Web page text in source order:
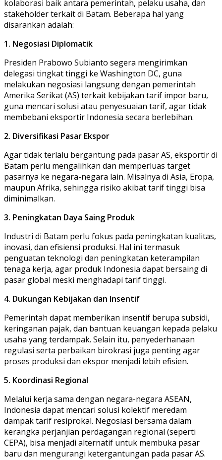
kolaborasi baik antara pemerintah, pelaku usaha, dan
stakeholder terkait di Batam. Beberapa hal yang
disarankan adalah:
1. Negosiasi Diplomatik
Presiden Prabowo Subianto segera mengirimkan
delegasi tingkat tinggi ke Washington DC, guna
melakukan negosiasi langsung dengan pemerintah
Amerika Serikat (AS) terkait kebijakan tarif impor baru,
guna mencari solusi atau penyesuaian tarif, agar tidak
membebani eksportir Indonesia secara berlebihan.
2. Diversifikasi Pasar Ekspor
Agar tidak terlalu bergantung pada pasar AS, eksportir di
Batam perlu mengalihkan dan memperluas target
pasarnya ke negara-negara lain. Misalnya di Asia, Eropa,
maupun Afrika, sehingga risiko akibat tarif tinggi bisa
diminimalkan.
3. Peningkatan Daya Saing Produk
Industri di Batam perlu fokus pada peningkatan kualitas,
inovasi, dan efisiensi produksi. Hal ini termasuk
penguatan teknologi dan peningkatan keterampilan
tenaga kerja, agar produk Indonesia dapat bersaing di
pasar global meski menghadapi tarif tinggi.
4. Dukungan Kebijakan dan Insentif
Pemerintah dapat memberikan insentif berupa subsidi,
keringanan pajak, dan bantuan keuangan kepada pelaku
usaha yang terdampak. Selain itu, penyederhanaan
regulasi serta perbaikan birokrasi juga penting agar
proses produksi dan ekspor menjadi lebih efisien.
5. Koordinasi Regional
Melalui kerja sama dengan negara-negara ASEAN,
Indonesia dapat mencari solusi kolektif meredam
dampak tarif resiprokal. Negosiasi bersama dalam
kerangka perjanjian perdagangan regional (seperti
CEPA), bisa menjadi alternatif untuk membuka pasar
baru dan mengurangi ketergantungan pada pasar AS.